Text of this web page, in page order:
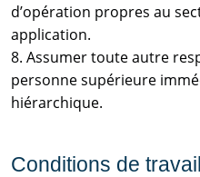
d’opération propres au
application.
8. Assumer toute autre
personne supérieure
hiérarchique.
Conditions de travail